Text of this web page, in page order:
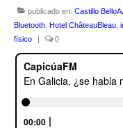
publicado en: Castillo
Bluetooth Hotel ChâteauBleau
físico
| 0